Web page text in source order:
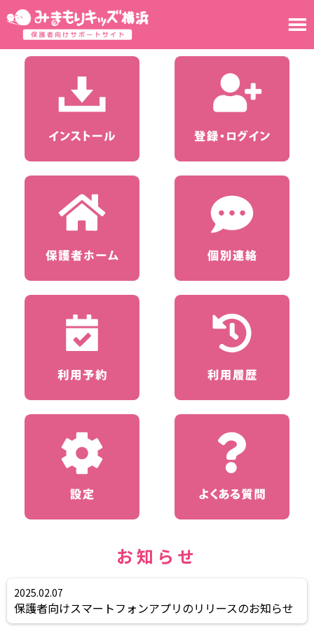
お知らせ
2025.02.07
保護者向けスマートフォンアプリのリリースのお知らせ